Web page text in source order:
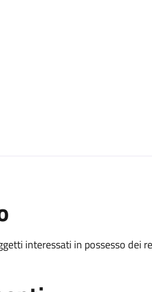
interessati in possesso dei